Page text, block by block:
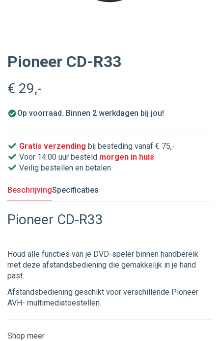
Pioneer CD-R33
€ 29,-
Op voorraad. Binnen 2 werkdagen bij jou!
Gratis verzending bij besteding vanaf € 75,-
Voor 14:00 uur besteld morgen in huis
Veilig bestellen en betalen
BeschrijvingSpecificaties
Pioneer CD-R33
Houd alle functies van je DVD-speler binnen handbereik
met deze afstandsbediening die gemakkelijk in je hand
past.
Afstandsbediening geschikt voor verschillende Pioneer
AVH- multimediatoestellen.
Shop meer